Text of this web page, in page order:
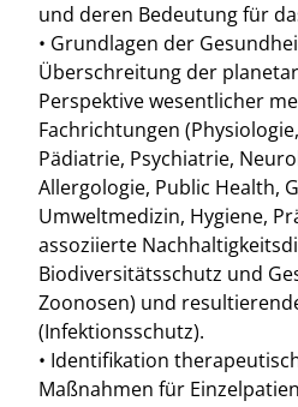
und deren Bedeutung für
• Grundlagen der
Überschreitung der
Perspektive wesentlicher
Fachrichtungen
Pädiatrie, Psychiatrie,
Allergologie, Public Health,
Umweltmedizin, Hygiene,
assoziierte
Biodiversitätsschutz und
Zoonosen) und
(Infektionsschutz).
• Identifikation
Maßnahmen für